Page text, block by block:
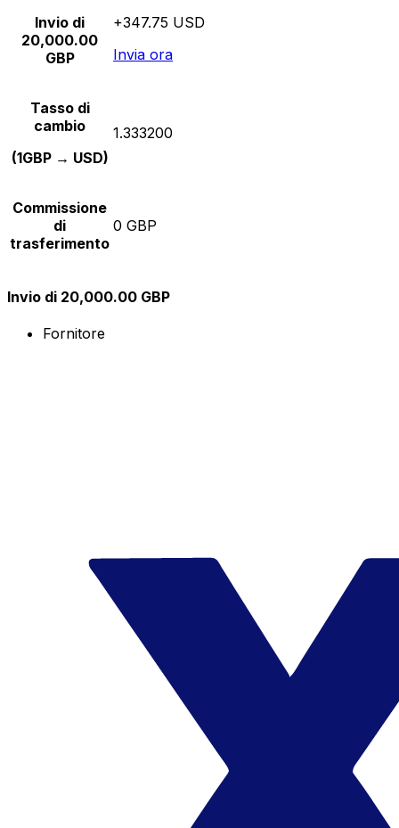
Invio di
20,000.00
GBP
+347.75 USD
Invia ora
Tasso di
cambio
(1GBP → USD)
1.333200
Commissione
di
trasferimento
0 GBP
Invio di 20,000.00 GBP
Fornitore